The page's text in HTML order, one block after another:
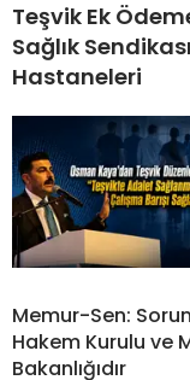
Teşvik Ek
Sağlık
Hastaneleri
Memur-Sen:
Hakem Kurulu ve
Bakanlığıdır